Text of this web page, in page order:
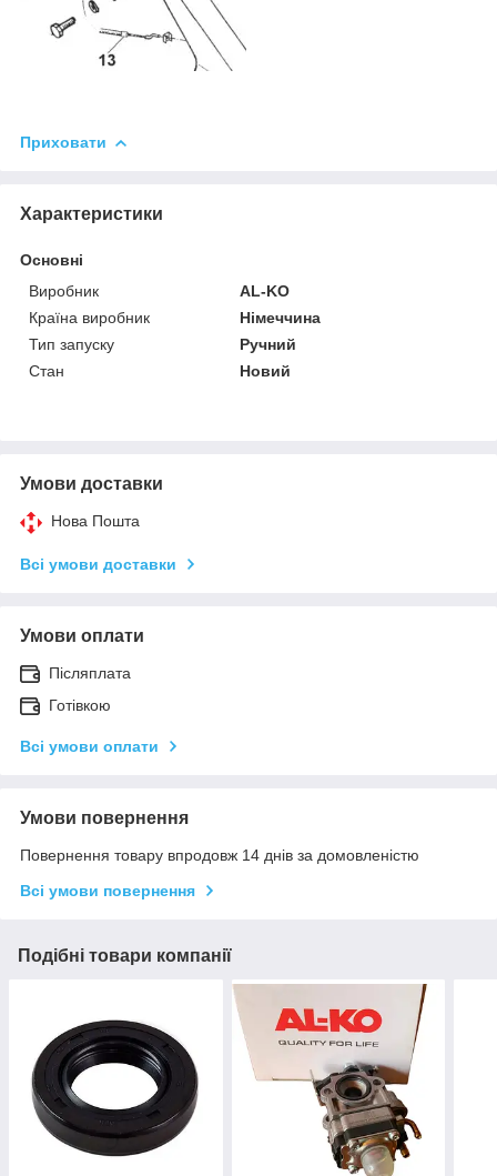
Приховати
Характеристики
Основні
Виробник
AL-KO
Країна виробник
Німеччина
Тип запуску
Ручний
Стан
Новий
Умови доставки
Нова Пошта
Всі умови доставки
Умови оплати
Післяплата
Готівкою
Всі умови оплати
Умови повернення
Повернення товару впродовж 14 днів за домовленістю
Всі умови повернення
Подібні товари компанії